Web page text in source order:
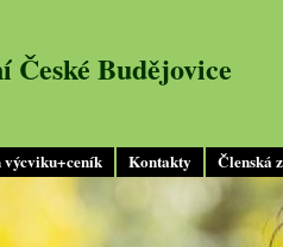
Kontakty Členská
České Budějovice